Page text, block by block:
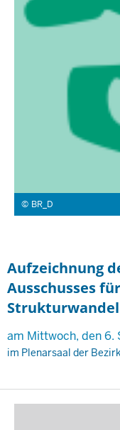
BR_D
Aufzeichnung
Ausschusses
Strukturwandel
am Mittwoch, den 6.
im Plenarsaal der